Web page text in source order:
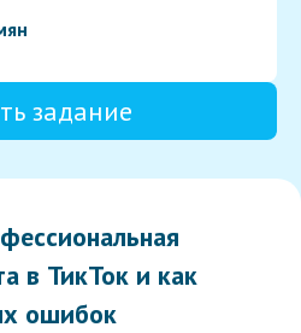
задание
в ТикТок и как
ошибок